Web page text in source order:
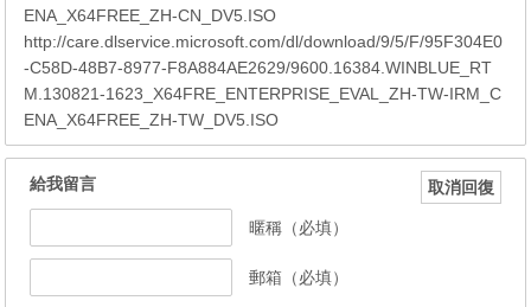
ENA_X64FREE_ZH-CN_DV5.ISO
http://care.dlservice.microsoft.com/dl/download/9/5/F/95F304E0
-C58D-48B7-8977-F8A884AE2629/9600.16384.WINBLUE_RT
M.130821-1623_X64FRE_ENTERPRISE_EVAL_ZH-TW-IRM_C
ENA_X64FREE_ZH-TW_DV5.ISO
給我留言 取消回復
暱稱（必填）
郵箱（必填）